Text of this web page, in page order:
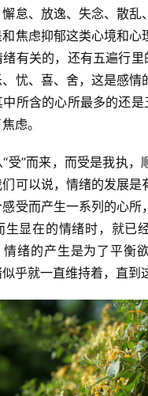
怠、放逸、失念、散乱
焦虑抑郁这类心境和心
有关的，还有五遍行里
忧、喜、舍，这是感情
所含的心所最多的还是
虑。
受”而来，而受是我执，
可以说，情绪的发展是
受而产生一系列的心所
生显在的情绪时，就已
情绪的产生是为了平衡
乎就一直维持着，直到